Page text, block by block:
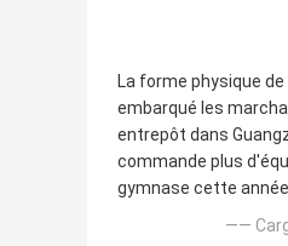
La forme physique
embarqué les
entrepôt dans
commande plus
gymnase cette
——